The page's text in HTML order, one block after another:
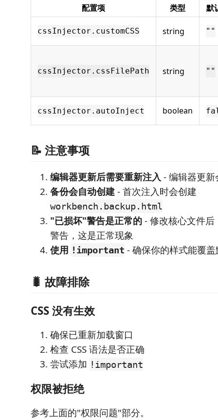
配置项 类型 默
cssInjector.customCSS string ""
cssInjector.cssFilePath string ""
cssInjector.autoInject boolean
📝 注意事项
编辑器更新后需要重新注入 - 编辑器更
备份会自动创建- 首次注入时会创建
workbench.backup.html
"已损坏"警告是正常的- 修改核心文件
警告，这是正常现象
使用 !important - 确保你的样式能覆
🐛 故障排除
CSS 没有生效
确保已重新加载窗口
检查 CSS 语法是否正确
尝试添加 !important
权限被拒绝
参考上面的"权限问题"部分。